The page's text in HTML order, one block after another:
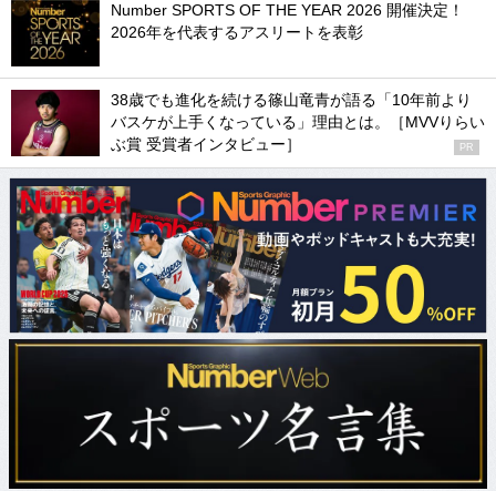
Number SPORTS OF THE YEAR 2026 開催決定！
2026年を代表するアスリートを表彰
38歳でも進化を続ける篠山竜青が語る「10年前より
バスケが上手くなっている」理由とは。［MVVりらい
ぶ賞 受賞者インタビュー］
PR